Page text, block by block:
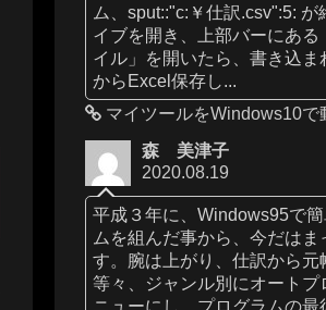
ム、sput::"c:￥仕訳.csv":5: が
イブを開き、上部バーにある
イル」を開いたら、書き込ま
からExcel保存し...
マイツールをWindows10で
森 美津子
2020.08.19
平成３年に、Windows95で
ムを組んだ事から、今だはま
す。腕は上がり、仕訳から元
等々、ジャンル別にオートプ
ニューにし、プログラムの最